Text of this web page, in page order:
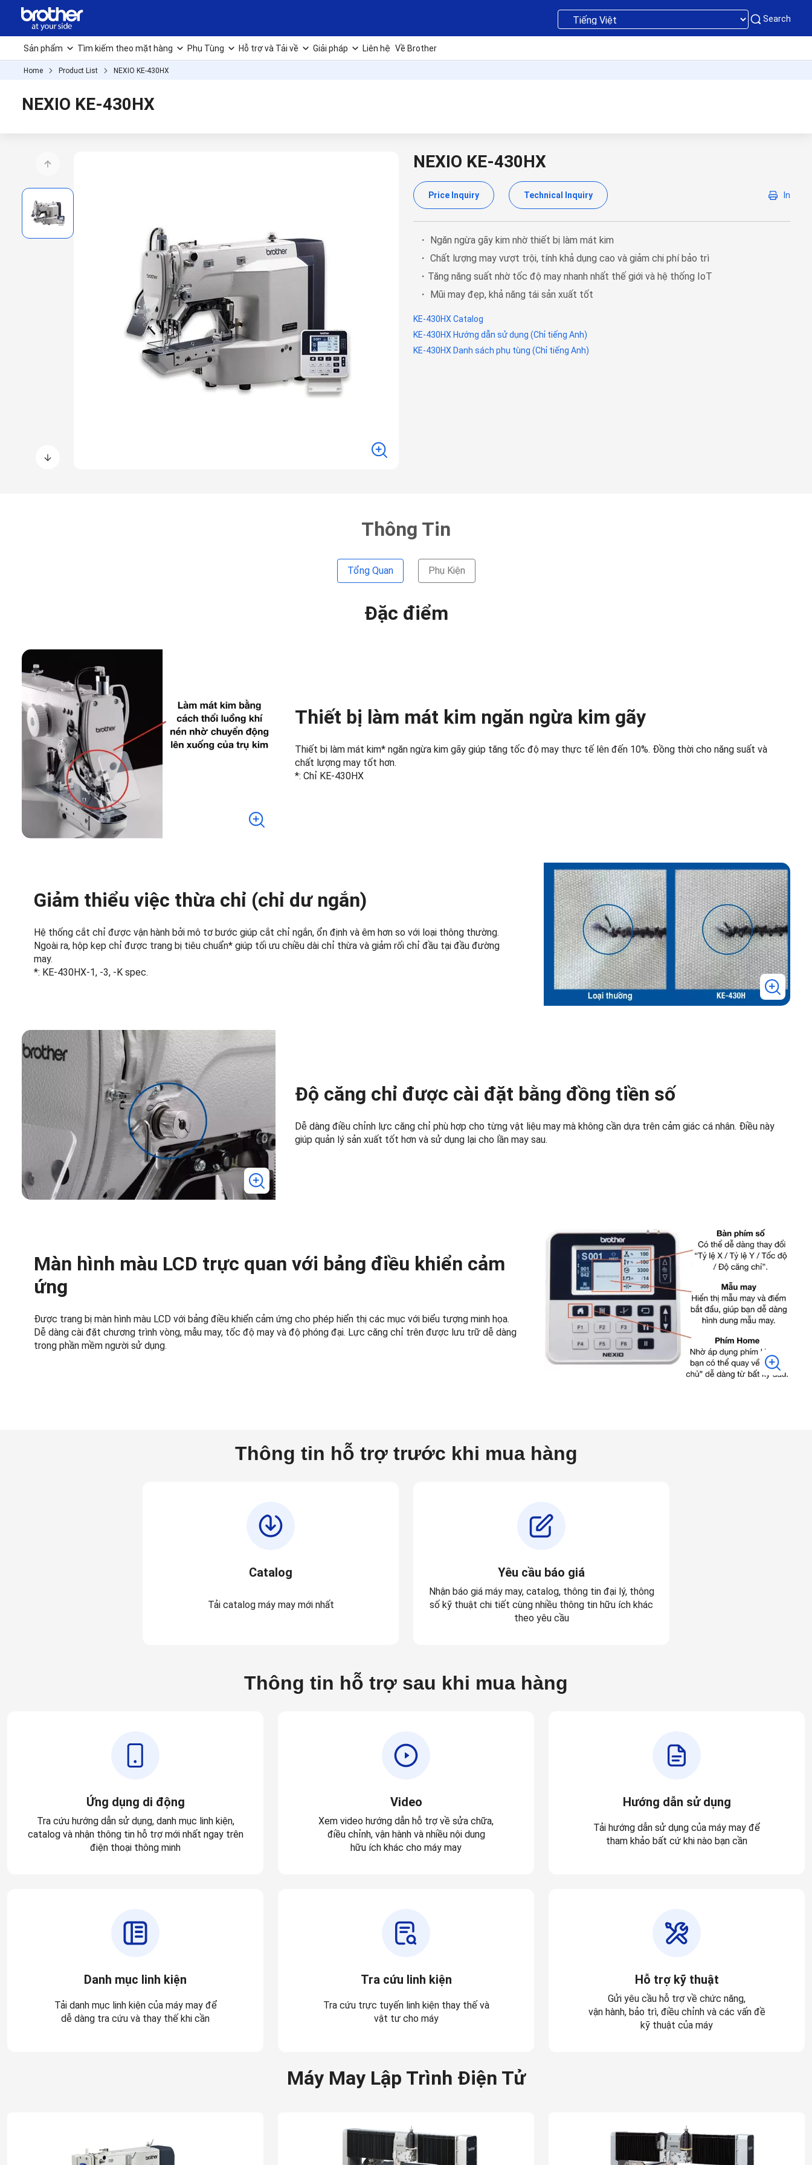
Search
Sản phẩm Tìm kiếm theo mặt hàng Phụ Tùng Hỗ trợ và Tải về Giải pháp Liên hệ Về Brother
Home Product List NEXIO KE-430HX
NEXIO KE-430HX
NEXIO KE-430HX
Price Inquiry Technical Inquiry In
・ Ngăn ngừa gãy kim nhờ thiết bị làm mát kim
・ Chất lượng may vượt trội, tính khả dụng cao và giảm chi phí bảo trì
・Tăng năng suất nhờ tốc độ may nhanh nhất thế giới và hệ thống IoT
・ Mũi may đẹp, khả năng tái sản xuất tốt
KE-430HX Catalog
KE-430HX Hướng dẫn sử dụng (Chỉ tiếng Anh)
KE-430HX Danh sách phụ tùng (Chỉ tiếng Anh)
Thông Tin
Tổng Quan Phụ Kiện
Đặc điểm
Thiết bị làm mát kim ngăn ngừa kim gãy
Thiết bị làm mát kim* ngăn ngừa kim gãy giúp tăng tốc độ may thực tế lên đến 10%. Đồng thời cho năng suất và
chất lượng may tốt hơn.
*: Chỉ KE-430HX
Giảm thiểu việc thừa chỉ (chỉ dư ngắn)
Hệ thống cắt chỉ được vận hành bởi mô tơ bước giúp cắt chỉ ngắn, ổn định và êm hơn so với loại thông thường.
Ngoài ra, hộp kẹp chỉ được trang bị tiêu chuẩn* giúp tối ưu chiều dài chỉ thừa và giảm rối chỉ đầu tại đầu đường
may.
*: KE-430HX-1, -3, -K spec.
Độ căng chỉ được cài đặt bằng đồng tiền số
Dễ dàng điều chỉnh lực căng chỉ phù hợp cho từng vật liệu may mà không cần dựa trên cảm giác cá nhân. Điều này
giúp quản lý sản xuất tốt hơn và sử dụng lại cho lần may sau.
Màn hình màu LCD trực quan với bảng điều khiển cảm
ứng
Được trang bị màn hình màu LCD với bảng điều khiển cảm ứng cho phép hiển thị các mục với biểu tượng minh họa.
Dễ dàng cài đặt chương trình vòng, mẫu may, tốc độ may và độ phóng đại. Lực căng chỉ trên được lưu trữ dễ dàng
trong phần mềm người sử dụng.
Thông tin hỗ trợ trước khi mua hàng
Catalog
Tải catalog máy may mới nhất
Yêu cầu báo giá
Nhận báo giá máy may, catalog, thông tinđại lý, thông
số kỹ thuật chi tiết cùng nhiều thông tin hữu ích khác
theo yêu cầu
Thông tin hỗ trợ sau khi mua hàng
Ứng dụng di động
Tra cứu hướng dẫn sử dụng, danh mục linh kiện,
catalog và nhận thông tin hỗ trợ mới nhất ngay trên
điện thoại thông minh
Video
Xem video hướng dẫn hỗ trợ về sửa chữa,
điều chỉnh, vận hành và nhiều nội dung
hữu ích khác cho máy may
Hướng dẫn sử dụng
Tải hướng dẫn sử dụng của máy may để
tham khảo bất cứ khi nào bạn cần
Danh mục linh kiện
Tải danh mục linh kiện của máy may để
dễ dàng tra cứu và thay thế khi cần
Tra cứu linh kiện
Tra cứu trực tuyến linh kiện thay thế và
vật tư cho máy
Hỗ trợ kỹ thuật
Gửi yêu cầu hỗ trợ về chức năng,
vận hành, bảo trì, điều chỉnh và các vấn đề
kỹ thuật của máy
Máy May Lập Trình Điện Tử